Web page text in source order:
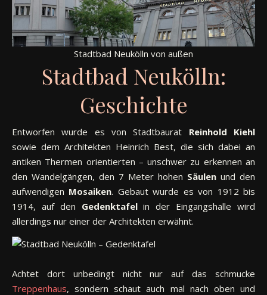
Stadtbad Neukölln von außen
Stadtbad Neukölln:
Geschichte
Entworfen wurde es von Stadtbaurat Reinhold Kiehl
sowie dem Architekten Heinrich Best, die sich dabei an
antiken Thermen orientierten – unschwer zu erkennen an
den Wandelgängen, den 7 Meter hohen Säulen und den
aufwendigen Mosaiken. Gebaut wurde es von 1912 bis
1914, auf den Gedenktafelin der Eingangshalle wird
allerdings nur einer der Architekten erwähnt.
Achtet dort unbedingt nicht nur auf das schmucke
Treppenhaus, sondern schaut auch mal nach oben und